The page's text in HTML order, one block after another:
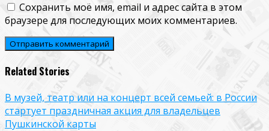
Сохранить моё имя, email и адрес сайта в этом
браузере для последующих моих комментариев.
Related Stories
В музей, театр или на концерт всей семьей: в России
стартует праздничная акция для владельцев
Пушкинской карты